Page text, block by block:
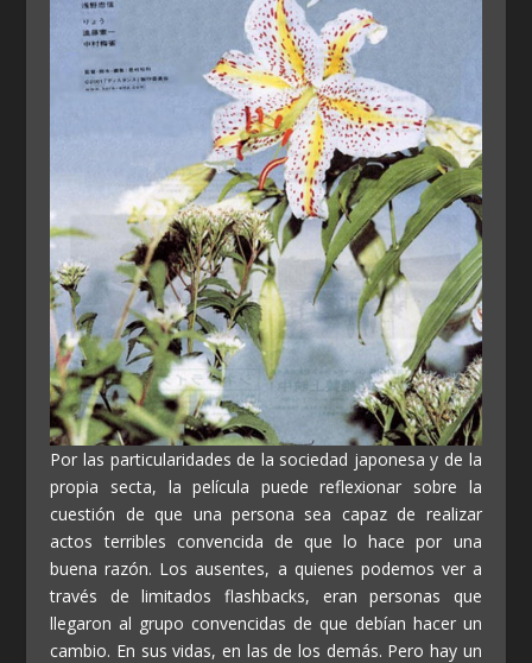
Por las particularidades de la sociedad japonesa y de la
propia secta, la película puede reflexionar sobre la
cuestión de que una persona sea capaz de realizar
actos terribles convencida de que lo hace por una
buena razón. Los ausentes, a quienes podemos ver a
través de limitados flashbacks, eran personas que
llegaron al grupo convencidas de que debían hacer un
cambio. En sus vidas, en las de los demás. Pero hay un